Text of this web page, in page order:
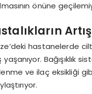
önüne
hastanelerde
yaşanıyor. Bağışıklık
ve ilaç eksikliği